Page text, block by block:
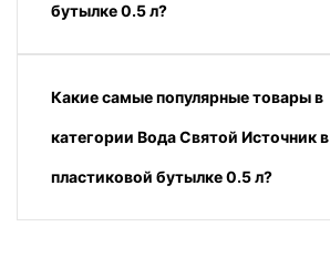
бутылке 0.5 л?
Какие самые популярные товары в
категории Вода Святой Источник в
пластиковой бутылке 0.5 л?